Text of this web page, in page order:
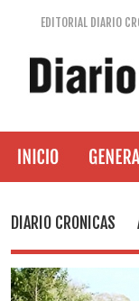
EDITORIAL DIARIO
DIARIO CRONICAS